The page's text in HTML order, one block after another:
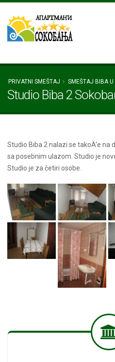
PRIVATNI SMEŠTAJ SMEŠTAJ BIBA U
Studio Biba 2
Studio Biba 2 nalazi se takoÄ‘e
sa posebnim ulazom. Studio je
Studio je za četiri osobe.